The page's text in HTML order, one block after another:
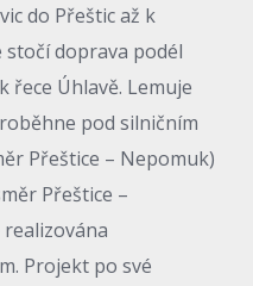
do Přeštic až k
stočí doprava podél
řece Úhlavě. Lemuje
pod silničním
Přeštice – Nepomuk)
Přeštice –
Projekt po své